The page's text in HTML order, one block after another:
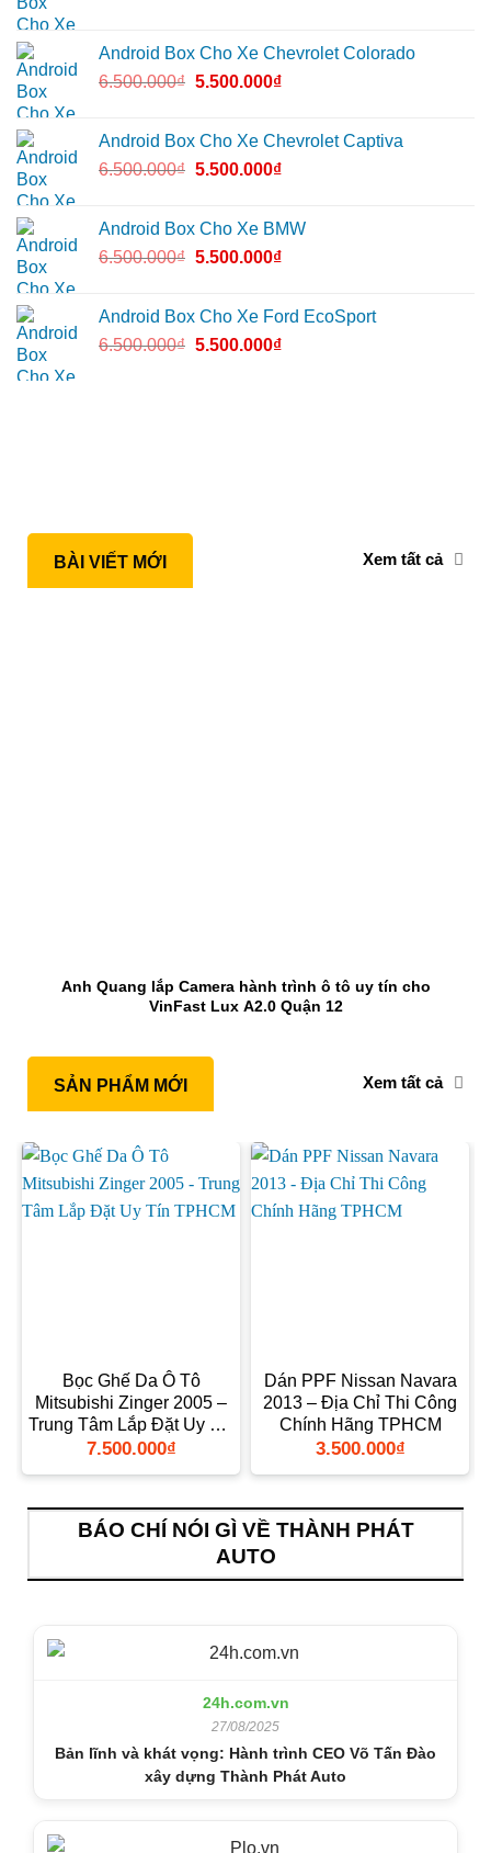
Android Box Cho Xe Chevrolet Colorado
6.500.000₫ 5.500.000₫
Android Box Cho Xe Chevrolet Captiva
6.500.000₫ 5.500.000₫
Android Box Cho Xe BMW
6.500.000₫ 5.500.000₫
Android Box Cho Xe Ford EcoSport
6.500.000₫ 5.500.000₫
BÀI VIẾT MỚI Xem tất cả
Anh Quang lắp Camera hành trình ô tô uy tín cho
VinFast Lux A2.0 Quận 12
SẢN PHẨM MỚI Xem tất cả
Bọc Ghế Da Ô Tô
Mitsubishi Zinger 2005 –
Trung Tâm Lắp Đặt Uy Tín
TPHCM
7.500.000₫
Dán PPF Nissan Navara
2013 – Địa Chỉ Thi Công
Chính Hãng TPHCM
3.500.000₫
BÁO CHÍ NÓI GÌ VỀ THÀNH PHÁT
AUTO
24h.com.vn
27/08/2025
Bản lĩnh và khát vọng: Hành trình CEO Võ Tấn Đào
xây dựng Thành Phát Auto